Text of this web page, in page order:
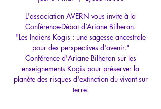
L'association AVERN vous invite à la
Conférence-Débat d’Ariane Bilheran.
"Les Indiens Kogis : une sagesse ancestrale
pour des perspectives d'avenir."
Conférence d'Ariane Bilheran sur les
enseignements Kogis pour préserver la
planète des risques d'extinction du vivant sur
terre.